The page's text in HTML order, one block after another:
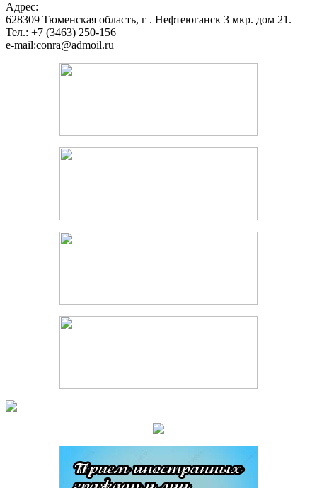
Адрес:
628309 Тюменская область, г . Нефтеюганск 3 мкр. дом 21.
Тел.: +7 (3463) 250-156
e-mail:conra@admoil.ru